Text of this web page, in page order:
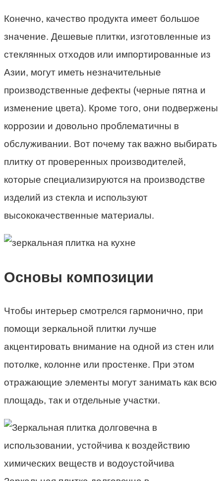
Конечно, качество продукта имеет большое
значение. Дешевые плитки, изготовленные из
стеклянных отходов или импортированные из
Азии, могут иметь незначительные
производственные дефекты (черные пятна и
изменение цвета). Кроме того, они подвержены
коррозии и довольно проблематичны в
обслуживании. Вот почему так важно выбирать
плитку от проверенных производителей,
которые специализируются на производстве
изделий из стекла и используют
высококачественные материалы.
Основы композиции
Чтобы интерьер смотрелся гармонично, при
помощи зеркальной плитки лучше
акцентировать внимание на одной из стен или
потолке, колонне или простенке. При этом
отражающие элементы могут занимать как всю
площадь, так и отдельные участки.